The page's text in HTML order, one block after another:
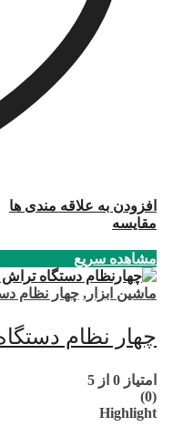
افزودن به علاقه مندی ها
مقایسه
مشاهده سریع
ماشین ابزار , چهار نظام
چهار نظام دستگاه
امتیاز 0 از 5
(0)
Highlight